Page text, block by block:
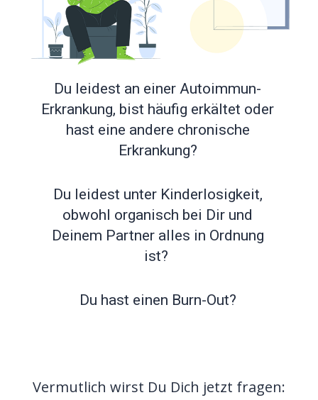
Du leidest an einer Autoimmun-
Erkrankung, bist häufig erkältet oder
hast eine andere chronische
Erkrankung?
Du leidest unter Kinderlosigkeit,
obwohl organisch bei Dir und
Deinem Partner alles in Ordnung
ist?
Du hast einen Burn-Out?
Vermutlich wirst Du Dich jetzt fragen: